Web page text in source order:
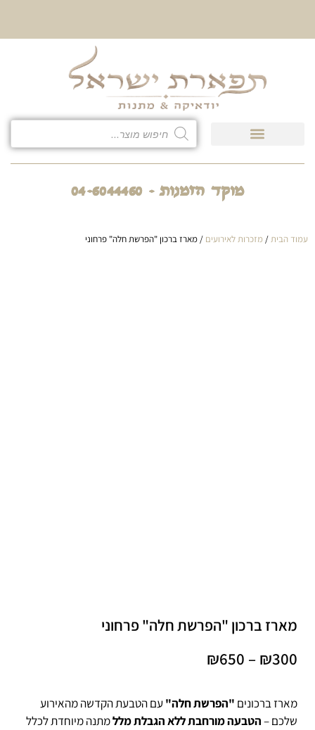
מוקד הזמנות - 04-6044460
עמוד הבית/ מזכרות לאירועים / מארז ברכון "הפרשת חלה" פרחוני
מארז ברכון "הפרשת חלה" פרחוני
₪300
–
₪650
מארז ברכונים "הפרשת חלה"עם הטבעת הקדשה מהאירוע
שלכם –הטבעה מורחבת ללא הגבלת מללמתנה מיוחדת לכלל